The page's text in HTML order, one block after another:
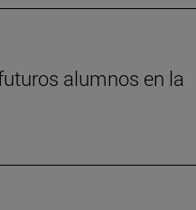
alumnos en la